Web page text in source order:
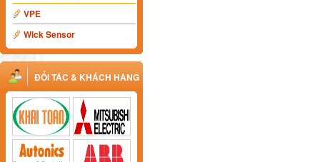
VPE
Wick Sensor
ĐỐI TÁC & KHÁCH HÀNG